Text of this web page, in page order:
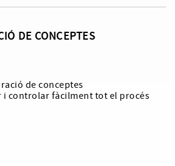
DE CONCEPTES
de conceptes
controlar fàcilment tot el procés